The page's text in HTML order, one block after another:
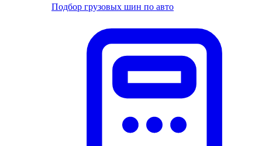
Подбор грузовых шин по авто